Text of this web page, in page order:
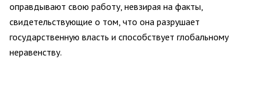
оправдывают свою работу, невзирая на факты,
свидетельствующие о том, что она разрушает
государственную власть и способствует глобальному
неравенству.